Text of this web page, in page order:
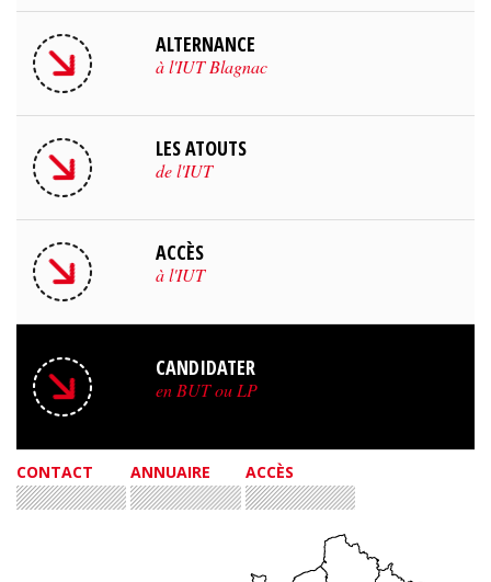
ALTERNANCE
à l'IUT Blagnac
LES ATOUTS
de l'IUT
ACCÈS
à l'IUT
CANDIDATER
en BUT ou LP
CONTACT ANNUAIRE ACCÈS